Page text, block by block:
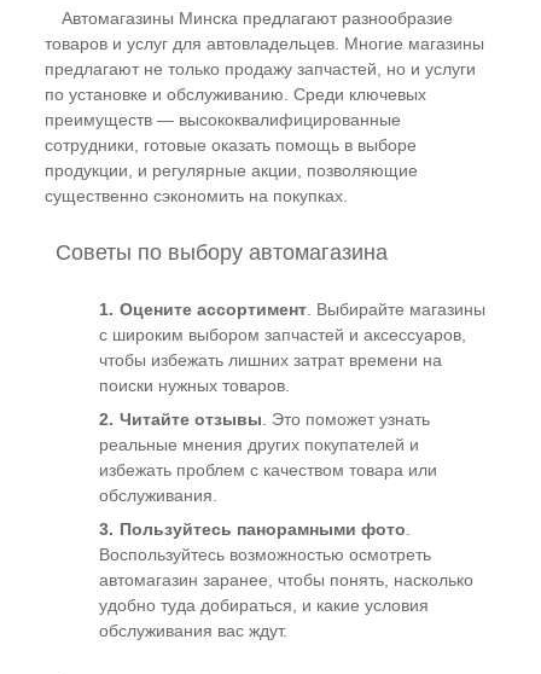
Автомагазины Минска предлагают разнообразие
товаров и услуг для автовладельцев. Многие магазины
предлагают не только продажу запчастей, но и услуги
по установке и обслуживанию. Среди ключевых
преимуществ — высококвалифицированные
сотрудники, готовые оказать помощь в выборе
продукции, и регулярные акции, позволяющие
существенно сэкономить на покупках.
Советы по выбору автомагазина
Оцените ассортимент. Выбирайте магазины
с широким выбором запчастей и аксессуаров,
чтобы избежать лишних затрат времени на
поиски нужных товаров.
Читайте отзывы. Это поможет узнать
реальные мнения других покупателей и
избежать проблем с качеством товара или
обслуживания.
Пользуйтесь панорамными фото.
Воспользуйтесь возможностью осмотреть
автомагазин заранее, чтобы понять, насколько
удобно туда добираться, и какие условия
обслуживания вас ждут.